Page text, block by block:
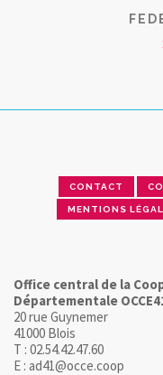
CONTACT
MENTIONS
Office central de la
Départementale
20 rue Guynemer
41000 Blois
T : 02.54.42.47.60
E : ad41@occe.coop